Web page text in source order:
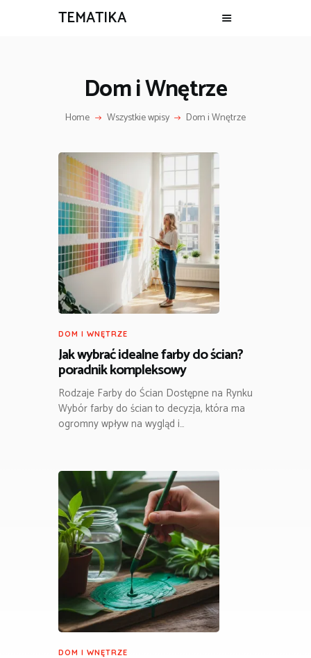
TEMATIKA
Dom i Wnętrze
Home Wszystkie wpisy Dom i Wnętrze
DOM I WNĘTRZE
Jak wybrać idealne farby do ścian?
poradnik kompleksowy
Rodzaje Farby do Ścian Dostępne na Rynku
Wybór farby do ścian to decyzja, która ma
ogromny wpływ na wygląd i…
DOM I WNĘTRZE